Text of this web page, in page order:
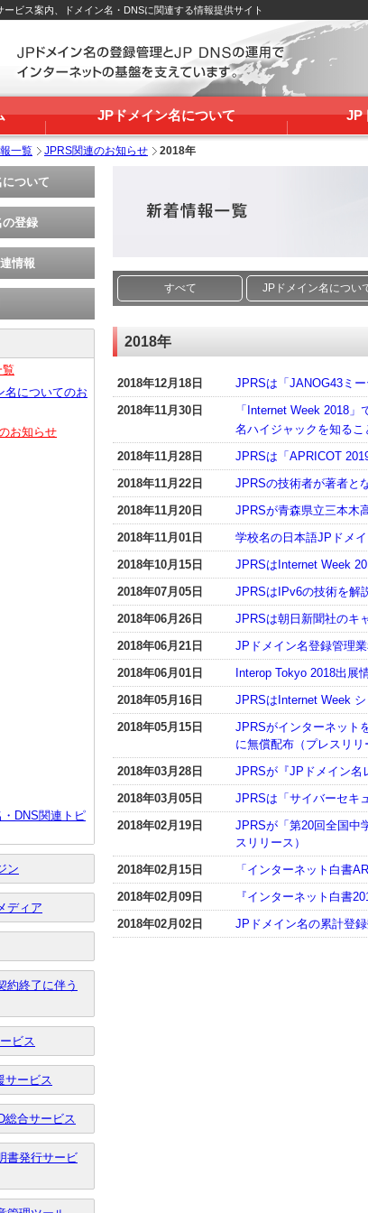
ービス案内、ドメイン名・DNSに関連する情報提供サイト
JPドメイン名について JP
一覧 JPRS関連のお知らせ 2018年
すべて JPドメイン名につい
2018年
2018年12月18日
JPRSは「JANOG43ミ
2018年11月30日
「Internet Week 2018
名ハイジャックを知るこ
2018年11月28日
JPRSは「APRICOT
2018年11月22日
JPRSの技術者が著者と
2018年11月20日
JPRSが青森県立三本木
2018年11月01日
学校名の日本語JPドメ
2018年10月15日
JPRSはInternet Week
2018年07月05日
JPRSはIPv6の技術を解
2018年06月26日
JPRSは朝日新聞社のキ
2018年06月21日
JPドメイン名登録管理
2018年06月01日
Interop Tokyo 2018出展
2018年05月16日
JPRSはInternet Week
2018年05月15日
JPRSがインターネット
に無償配布（プレスリリ
2018年03月28日
JPRSが『JPドメイン名
2018年03月05日
JPRSは「サイバーセキ
2018年02月19日
JPRSが「第20回全国中
スリリース）
2018年02月15日
「インターネット白書
2018年02月09日
『インターネット白書
2018年02月02日
JPドメイン名の累計登
ついて
登録
情報
覧
名についてのお
お知らせ
・DNS関連トピ
ン
ディア
約終了に伴う
ビス
サービス
総合サービス
書発行サービ